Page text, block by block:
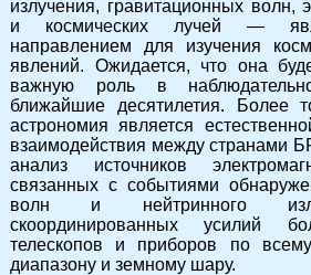
излучения, гравитационных волн,
и космических лучей —
направлением для изучения
явлений. Ожидается, что она
важную роль в
ближайшие десятилетия. Более
астрономия является
взаимодействия между странами
анализ источников
связанных с событиями
волн и нейтринного
скоординированных усилий
телескопов и приборов по всему
диапазону и земному шару.